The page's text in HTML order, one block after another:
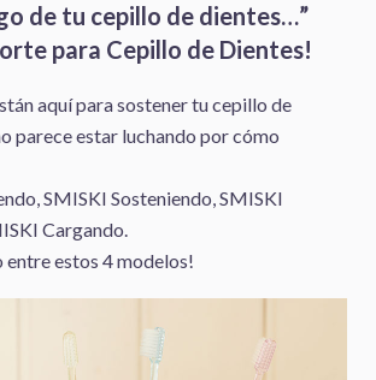
de tu cepillo de dientes…”
para Cepillo de Dientes!
aquí para sostener tu cepillo de
parece estar luchando por cómo
SMISKI Sosteniendo, SMISKI
Cargando.
entre estos 4 modelos!